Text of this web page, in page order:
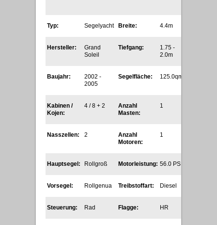
Typ: Segelyacht Breite: 4.4m
Hersteller:
Grand
Soleil
Tiefgang:
1.75 -
2.0m
Baujahr:
2002 -
2005
Segelfläche: 125.0qm
Kabinen /
Kojen:
4 / 8 + 2
Anzahl
Masten:
1
Nasszellen: 2
Anzahl
Motoren:
1
Hauptsegel: Rollgroß Motorleistung: 56.0 PS
Vorsegel: Rollgenua Treibstoffart: Diesel
Steuerung: Rad Flagge: HR